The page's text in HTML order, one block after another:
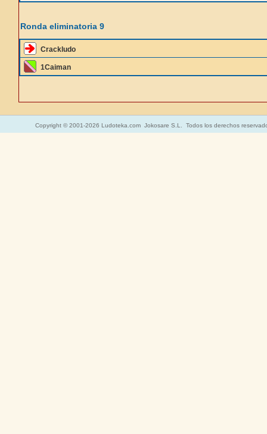
Ronda eliminatoria 9
Crackludo
1Caiman
Copyright © 2001-2026 Ludoteka.com Jokosare S.L. Todos los derechos